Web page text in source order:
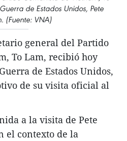
de Estados Unidos, Pete
(Fuente: VNA)
general del Partido
To Lam, recibió hoy
de Estados Unidos,
de su visita oficial al
a la visita de Pete
el contexto de la